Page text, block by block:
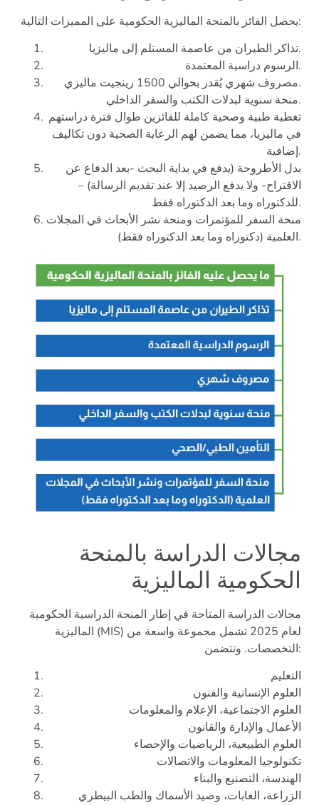
يحصل الفائز بالمنحة الماليزية الحكومية على المميزات التالية:
تذاكر الطيران من عاصمة المستلم إلى ماليزيا.
الرسوم دراسية المعتمدة.
مصروف شهري يُقدر بحوالي 1500 رينجيت ماليزي.
منحة سنوية لبدلات الكتب والسفر الداخلي.
تغطية طبية وصحية كاملة للفائزين طوال فترة دراستهم
في ماليزيا، مما يضمن لهم الرعاية الصحية دون تكاليف
إضافية​.
بدل الأطروحة (يدفع في بداية البحث -بعد الدفاع عن
الاقتراح- ولا يدفع الرصيد إلا عند تقديم الرسالة) –
للدكتوراه وما بعد الدكتوراه فقط.
منحة السفر للمؤتمرات ومنحة نشر الأبحاث في المجلات
العلمية (دكتوراه وما بعد الدكتوراه فقط).
مجالات الدراسة بالمنحة
الحكومية الماليزية
مجالات الدراسة المتاحة في إطار المنحة الدراسية الحكومية
الماليزية (MIS) لعام 2025 تشمل مجموعة واسعة من
التخصصات. وتتضمن:
التعليم
العلوم الإنسانية والفنون
العلوم الاجتماعية، الإعلام والمعلومات
الأعمال والإدارة والقانون
العلوم الطبيعية، الرياضيات والإحصاء
تكنولوجيا المعلومات والاتصالات
الهندسة، التصنيع والبناء
الزراعة، الغابات، وصيد الأسماك والطب البيطري